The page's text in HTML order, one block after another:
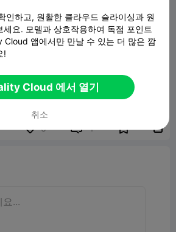
Twist-Lock Containers
련 3D 모델
6  1 
인하고, 원활한 클라우드 슬라이싱과 원
세요. 모델과 상호작용하여 독점 포인트
Cloud 앱에서만 만날 수 있는 더 많은 깜
!
Cloud 에서 열기
취소